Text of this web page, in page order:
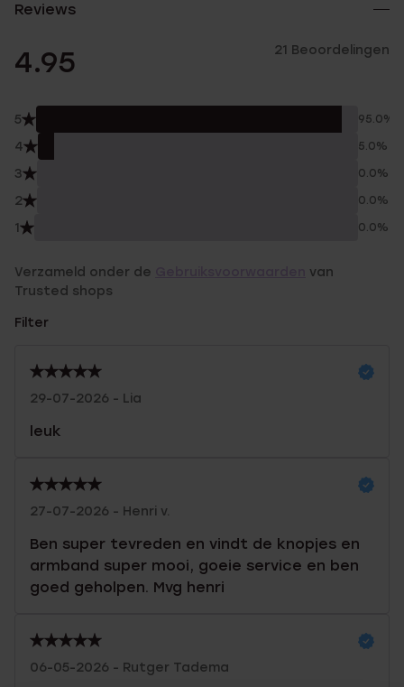
Reviews
4.95 21 Beoordelingen
5 95.0%
4 5.0%
3 0.0%
2 0.0%
1 0.0%
Verzameld onder de
van
Trusted shops
Filter
29-07-2026 - Lia
leuk
27-07-2026 - Henri v.
Ben super tevreden en vindt de knopjes en
armband super mooi, goeie service en ben
goed geholpen. Mvg henri
06-05-2026 - Rutger Tadema